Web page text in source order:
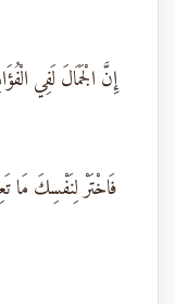
إِنَّ الْجَمَالَ لَفِي
فَاخْتَرْ لِنَفْسِكَ مَا